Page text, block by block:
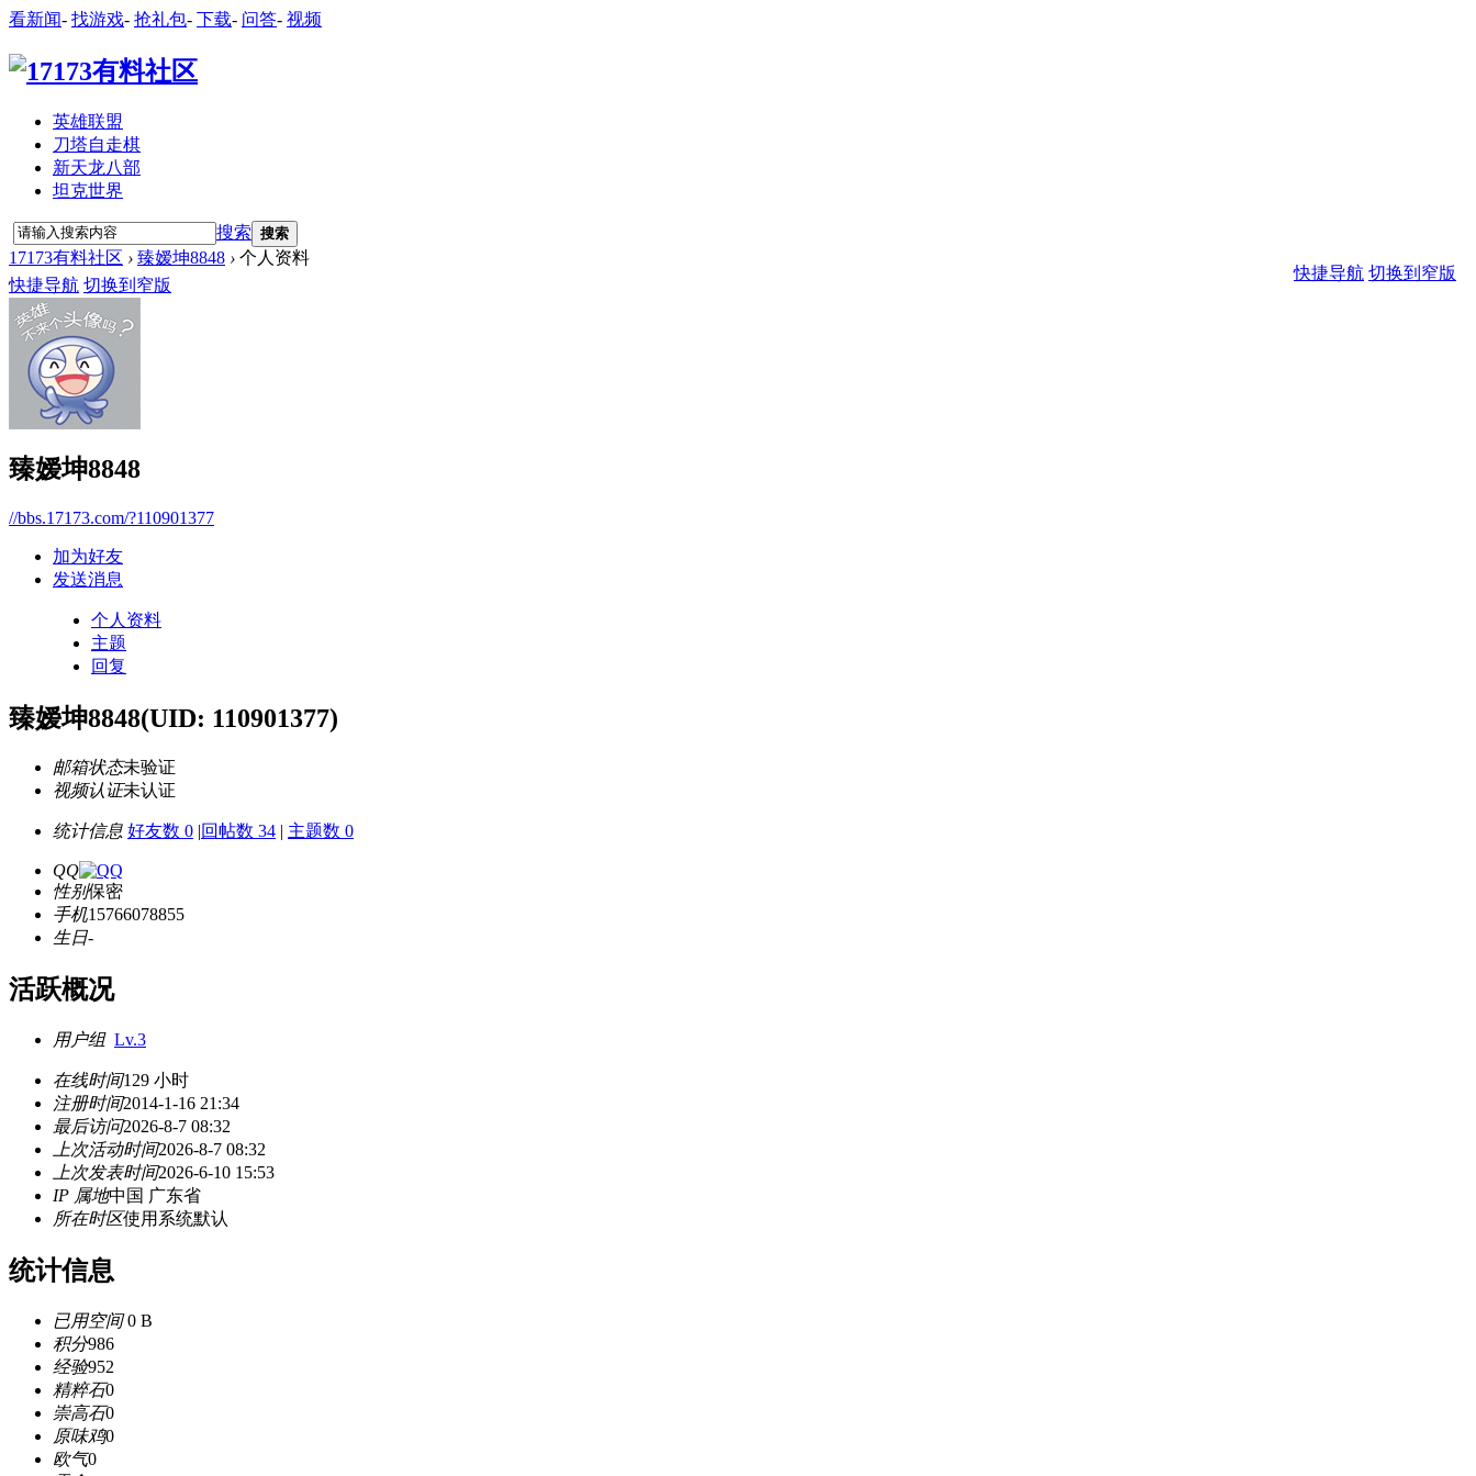
看新闻- 找游戏- 抢礼包- 下载- 问答- 视频
英雄联盟
刀塔自走棋
新天龙八部
坦克世界
搜索 搜索
17173有料社区 › 臻嫒坤8848 › 个人资料
快捷导航 切换到窄版
快捷导航 切换到窄版
臻嫒坤8848
//bbs.17173.com/?110901377
加为好友
发送消息
个人资料
主题
回复
臻嫒坤8848(UID: 110901377)
邮箱状态未验证
视频认证未认证
统计信息 好友数 0 |回帖数 34 | 主题数 0
QQ
性别保密
手机15766078855
生日-
活跃概况
用户组 Lv.3
在线时间129 小时
注册时间2014-1-16 21:34
最后访问2026-8-7 08:32
上次活动时间2026-8-7 08:32
上次发表时间2026-6-10 15:53
IP 属地中国 广东省
所在时区使用系统默认
统计信息
已用空间0 B
积分986
经验952
精粹石0
崇高石0
原味鸡0
欧气0